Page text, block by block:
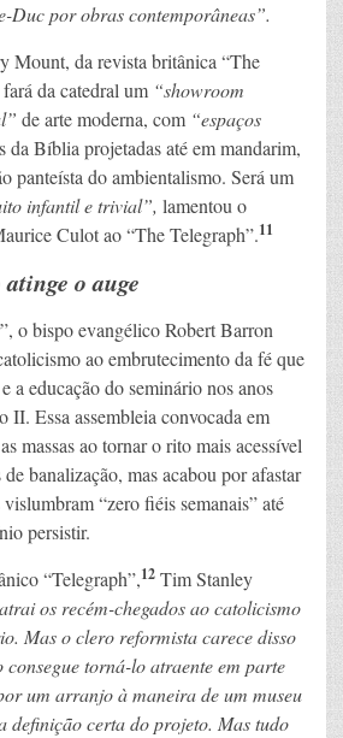
Duc por obras contemporâneas”.
Mount, da revista britânica “The
da catedral um “showroom
de arte moderna, com “espaços
da Bíblia projetadas até em mandarim,
panteísta do ambientalismo. Será um
infantil e trivial”, lamentou o
Culot ao “The Telegraph”.11
o auge
o bispo evangélico Robert Barron
ao embrutecimento da fé que
a educação do seminário nos anos
Essa assembleia convocada em
massas ao tornar o rito mais acessível
banalização, mas acabou por afastar
“zero fiéis semanais” até
persistir.
“Telegraph”,12 Tim Stanley
os recém-chegados ao catolicismo
Mas o clero reformista carece disso
torná-lo atraente em parte
um arranjo à maneira de um museu
definição certa do projeto. Mas tudo